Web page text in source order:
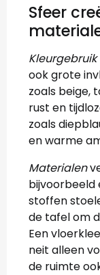
Sfeer
Kleurgebruik
ook grote
zoals beige,
rust en
zoals
en warme
Materialen
stoffen
de tafel om
Een
neit alleen
de ruimte